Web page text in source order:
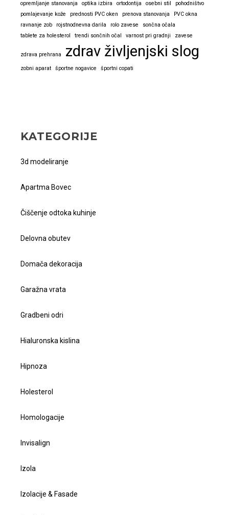
opremljanje stanovanja
optika izbira ortodontija osebni stil
pohodništvo
pomlajevanje kože
prednosti PVC oken prenova stanovanja
PVC okna
ravnanje zob
rojstnodnevna darila rolo zavese
sončna očala
tablete za holesterol
trendi sončnih očal varnost pri gradnji zavese
zdrava prehrana zdrav življenjski slog
zobni aparat športne nogavice športni copati
KATEGORIJE
3d modeliranje
Apartma Bovec
Čiščenje odtoka kuhinje
Delovna obutev
Domača dekoracija
Garažna vrata
Gradbeni odri
Hialuronska kislina
Hipnoza
Holesterol
Homologacije
Invisalign
Izola
Izolacije & Fasade